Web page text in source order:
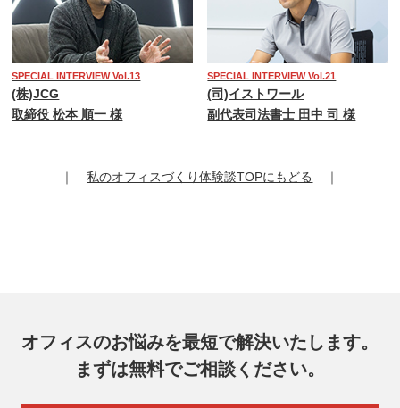
SPECIAL INTERVIEW Vol.13
(株)JCG
取締役 松本 順一 様
SPECIAL INTERVIEW Vol.21
(司)イストワール
副代表司法書士 田中 司 様
｜ 私のオフィスづくり体験談TOPにもどる ｜
オフィスのお悩みを最短で解決いたします。
まずは無料でご相談ください。